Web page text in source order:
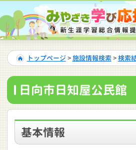
トップページ >施設情報検索 >検索
日向市日知屋公民館
基本情報